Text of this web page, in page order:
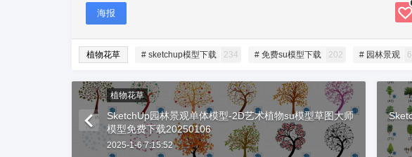
海报
植物花草 # sketchup模型下载 234 # 免费su模型下载 202 # 园林景观
植物花草
SketchUp园林景观单体模型-2D艺术植物su模型草图大师
模型免费下载20250106
2025-1-6 7:15:52